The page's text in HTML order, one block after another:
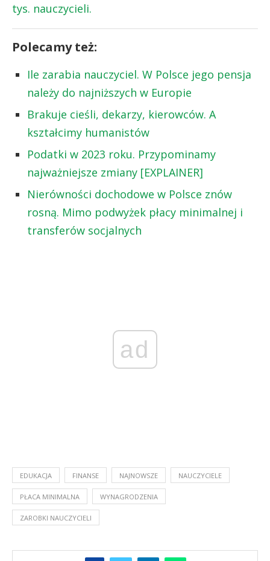
tys. nauczycieli.
Polecamy też:
Ile zarabia nauczyciel. W Polsce jego pensja
należy do najniższych w Europie
Brakuje cieśli, dekarzy, kierowców. A
kształcimy humanistów
Podatki w 2023 roku. Przypominamy
najważniejsze zmiany [EXPLAINER]
Nierówności dochodowe w Polsce znów
rosną. Mimo podwyżek płacy minimalnej i
transferów socjalnych
ad
EDUKACJA FINANSE NAJNOWSZE NAUCZYCIELE
PŁACA MINIMALNA WYNAGRODZENIA
ZAROBKI NAUCZYCIELI